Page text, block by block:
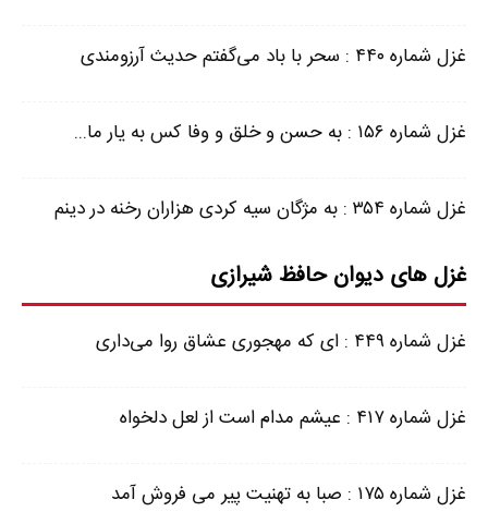
غزل شماره ۴۴۰ : سحر با باد می‌گفتم حدیث آرزومندی
غزل شماره ۱۵۶ : به حسن و خلق و وفا کس به یار ما...
غزل شماره ۳۵۴ : به مژگان سیه کردی هزاران رخنه در دینم
غزل های دیوان حافظ شیرازی
غزل شماره ۴۴۹ : ای که مهجوری عشاق روا می‌داری
غزل شماره ۴۱۷ : عیشم مدام است از لعل دلخواه
غزل شماره ۱۷۵ : صبا به تهنیت پیر می فروش آمد